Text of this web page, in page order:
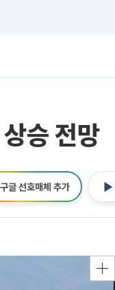
승 전망
구글 선호매체 추가